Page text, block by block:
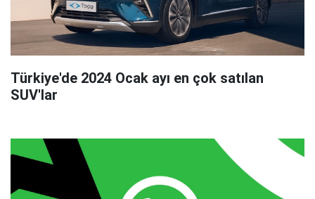
Türkiye'de 2024 Ocak ayı en çok satılan
SUV'lar